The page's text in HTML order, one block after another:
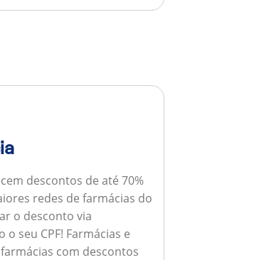
descontos de até 70%
redes de farmácias do
o desconto via
seu CPF! Farmácias e
com descontos